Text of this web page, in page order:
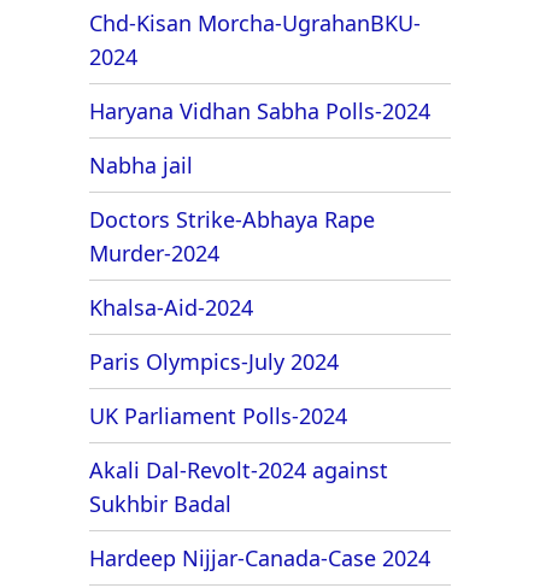
Chd-Kisan Morcha-UgrahanBKU-
2024
Haryana Vidhan Sabha Polls-2024
Nabha jail
Doctors Strike-Abhaya Rape
Murder-2024
Khalsa-Aid-2024
Paris Olympics-July 2024
UK Parliament Polls-2024
Akali Dal-Revolt-2024 against
Sukhbir Badal
Hardeep Nijjar-Canada-Case 2024